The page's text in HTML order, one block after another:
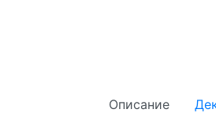
Описание